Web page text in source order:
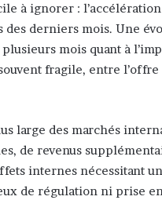
à ignorer :
des derniers mois. Une
mois quant à
fragile, entre l’offre
large des marchés
de revenus
internes nécessitant
de régulation ni prise